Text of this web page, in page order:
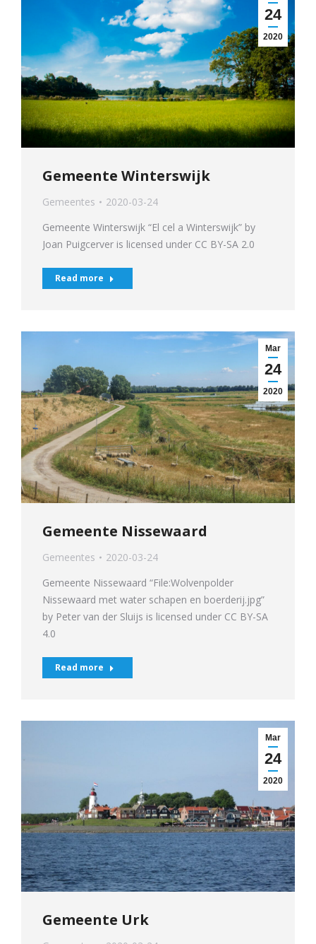
24
2020
Gemeente Winterswijk
Gemeentes
2020-03-24
Gemeente Winterswijk “El cel a Winterswijk” by
Joan Puigcerver is licensed under CC BY-SA 2.0
Read more
Mar
24
2020
Gemeente Nissewaard
Gemeentes
2020-03-24
Gemeente Nissewaard “File:Wolvenpolder
Nissewaard met water schapen en boerderij.jpg”
by Peter van der Sluijs is licensed under CC BY-SA
4.0
Read more
Mar
24
2020
Gemeente Urk